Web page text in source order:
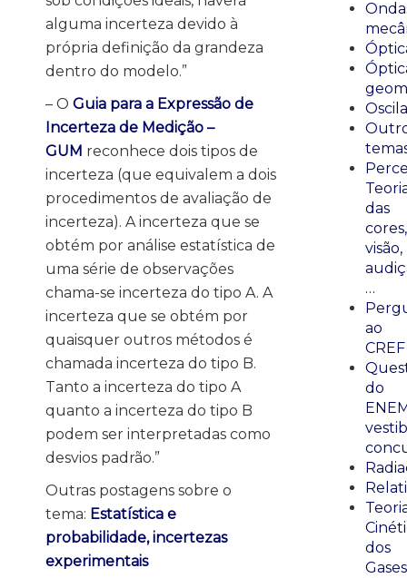
alguma incerteza devido à
própria definição da grandeza
dentro do modelo.”
– O Guia para a Expressão de
Incerteza de Medição –
GUM reconhece dois tipos de
incerteza (que equivalem a dois
procedimentos de avaliação de
incerteza). A incerteza que se
obtém por análise estatística de
uma série de observações
chama-se incerteza do tipo A. A
incerteza que se obtém por
quaisquer outros métodos é
chamada incerteza do tipo B.
Tanto a incerteza do tipo A
quanto a incerteza do tipo B
podem ser interpretadas como
desvios padrão.”
Outras postagens sobre o
tema: Estatística e
probabilidade, incertezas
experimentais
das
cores,
visão,
…
ao
CREF
do
dos
Gases